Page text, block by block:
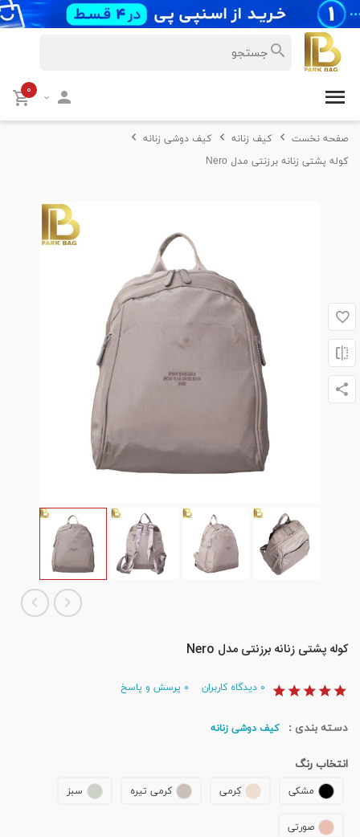
۰
صفحه نخست کیف زنانه
کیف دوشی زنانه
کوله پشتی زنانه برزنتی مدل Nero
کوله پشتی زنانه برزنتی مدل Nero
دیدگاه کاربران پرسش و پاسخ
دسته بندی : کیف دوشی زنانه
انتخاب رنگ
مشکی کِرمی کرمی تیره سبز
صورتی